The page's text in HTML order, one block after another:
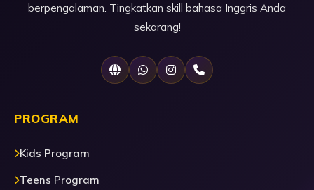
berpengalaman. Tingkatkan skill bahasa Inggris Anda
sekarang!
PROGRAM
Kids Program
Teens Program